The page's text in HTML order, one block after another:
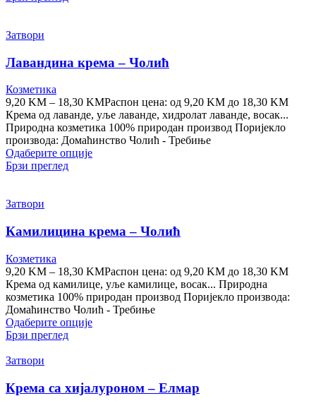
Затвори
Лавандина крема – Чолић
Козметика
9,20 KM – 18,30 KMРаспон цена: од 9,20 KM до 18,30 KM
Крема од лаванде, уље лаванде, хидролат лаванде, восак...
Природна козметика 100% природан производ Поријекло
производа: Домаћинство Чолић - Требиње
Одаберите опције
Брзи преглед
Затвори
Камилицина крема – Чолић
Козметика
9,20 KM – 18,30 KMРаспон цена: од 9,20 KM до 18,30 KM
Крема од камилице, уље камилице, восак... Природна
козметика 100% природан производ Поријекло производа:
Домаћинство Чолић - Требиње
Одаберите опције
Брзи преглед
Затвори
Крема са хијалуроном – Елмар